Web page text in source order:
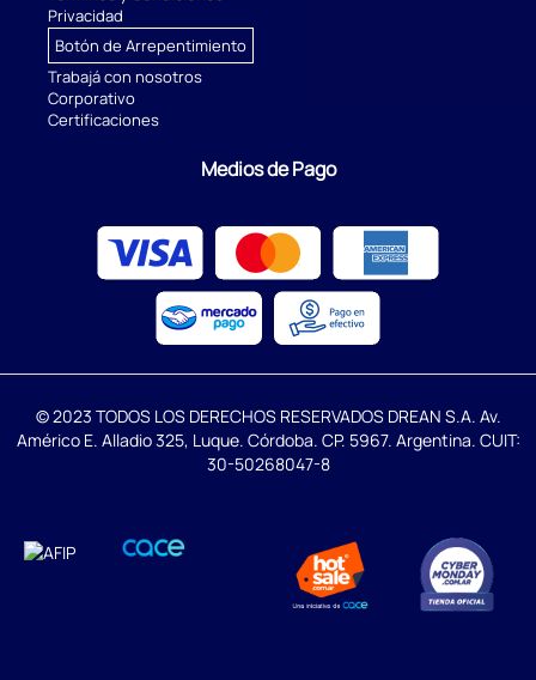
Privacidad
Botón de Arrepentimiento
Trabajá con nosotros
Corporativo
Certificaciones
Medios de Pago
© 2023 TODOS LOS DERECHOS RESERVADOS DREAN S.A. Av.
Américo E. Alladio 325, Luque. Córdoba. CP. 5967. Argentina. CUIT:
30-50268047-8